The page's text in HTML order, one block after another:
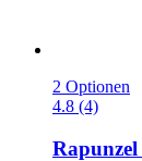
2 Optionen
4.8 (4)
Rapunzel